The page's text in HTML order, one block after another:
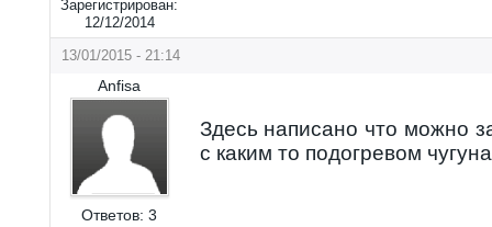
Зарегистрирован:
12/12/2014
13/01/2015 - 21:14
Anfisa
Ответов: 3
Здесь написано что можно
с каким то подогревом